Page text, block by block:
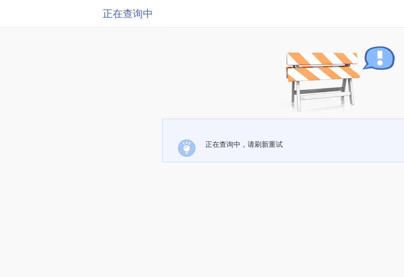
正在查询中
正在查询中，请刷新重试